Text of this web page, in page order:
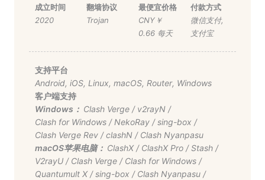
成立时间
2020
翻墙协议
Trojan
最便宜价格
CNY￥
0.66 每天
付款方式
微信支付,
支付宝
支持平台
Android, iOS, Linux, macOS, Router, Windows
客户端支持
Windows： Clash Verge/ v2rayN/
Clash for Windows/ NekoRay/sing-box/
Clash Verge Rev/clashN/ Clash Nyanpasu
macOS苹果电脑： ClashX/ ClashX Pro/Stash/
V2rayU/ Clash Verge/ Clash for Windows/
Quantumult X/sing-box/ Clash Nyanpasu/